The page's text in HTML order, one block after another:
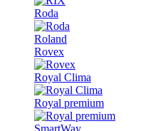
Roda
Roland
Rovex
Royal Clima
Royal premium
SmartWay